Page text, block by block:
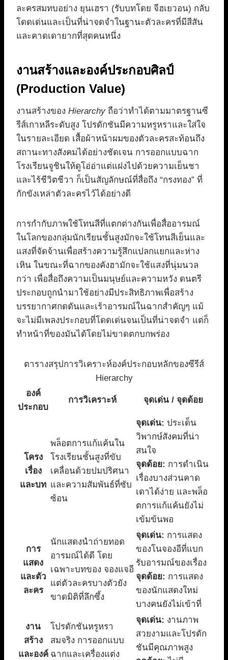
ละครสมทบอย่าง ยุนเฮรา (รับบทโดย จีฮเยวอน) กลับ
โดดเด่นและเป็นที่น่าจดจำในฐานะตัวละครที่มีสีสัน
และคาดเดายากที่สุดคนหนึ่ง
งานสร้างและองค์ประกอบศิลป์
(Production Value)
งานสร้างของ Hierarchy ถือว่าทำได้ตามมาตรฐานซี
รีส์เกาหลีระดับสูง โปรดักชันมีความหรูหราและใส่ใจ
ในรายละเอียด เสื้อผ้าหน้าผมของตัวละครสะท้อนถึง
สถานะทางสังคมได้อย่างชัดเจน การออกแบบฉาก
โรงเรียนจูชินให้ดูโอ่อ่าแต่แฝงไปด้วยความเย็นชา
และไร้ชีวิตชีวา ก็เป็นสัญลักษณ์ที่สื่อถึง “กรงทอง” ที่
กักขังเหล่าตัวละครไว้ได้อย่างดี
การกำกับภาพใช้โทนสีที่แตกต่างกันเพื่อสื่ออารมณ์
ในโลกของกลุ่มนักเรียนชั้นสูงมักจะใช้โทนสีเย็นและ
แสงที่จัดจ้านเพื่อสร้างความรู้สึกแปลกแยกและห่าง
เหิน ในขณะที่ฉากของคังฮามักจะใช้แสงที่นุ่มนวล
กว่า เพื่อสื่อถึงความเป็นมนุษย์และความหวัง ดนตรี
ประกอบถูกนำมาใช้อย่างมีประสิทธิภาพเพื่อสร้าง
บรรยากาศกดดันและเร้าอารมณ์ในฉากสำคัญๆ แม้
จะไม่มีเพลงประกอบที่โดดเด่นจนเป็นที่น่าจดจำ แต่ก็
ทำหน้าที่ของมันได้โดยไม่ขาดตกบกพร่อง
ตารางสรุปการวิเคราะห์องค์ประกอบหลักของซีรีส์
Hierarchy
องค์
ประกอบ
การวิเคราะห์ จุดเด่น / จุดด้อย
โครง
เรื่อง
และบท
พล็อตการแก้แค้นใน
โรงเรียนชั้นสูงที่ขับ
เคลื่อนด้วยปมปริศนา
และความสัมพันธ์ที่ซับ
ซ้อน
จุดเด่น: ประเด็น
วิพากษ์สังคมที่น่า
สนใจ
จุดด้อย: การดำเนิน
เรื่องบางส่วนคาด
เดาได้ง่าย และพล็อ
ตการแก้แค้นยังไม่
เข้มข้นพอ
การ
แสดง
และตัว
ละคร
นักแสดงนำถ่ายทอด
อารมณ์ได้ดี โดย
เฉพาะบทของ จองแจอี
แต่ตัวละครบางตัวยัง
ขาดมิติที่ลึกซึ้ง
จุดเด่น: การแสดง
ของโนจองอีที่แบก
รับอารมณ์ของเรื่อง
จุดด้อย: การแสดง
ของนักแสดงใหม่
บางคนยังไม่เข้าที่
งาน
สร้าง
และองค์
โปรดักชันหรูหรา
สมจริง การออกแบบ
ฉากและเครื่องแต่ง
จุดเด่น: งานภาพ
สวยงามและโปรดัก
ชันมีคุณภาพสูง